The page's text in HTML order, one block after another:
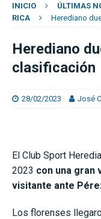
INICIO
ÚLTIMAS
RICA
Herediano
Herediano
clasificación
28/02/2023 José
El Club Sport
2023 con una gran
visitante ante
Los florenses